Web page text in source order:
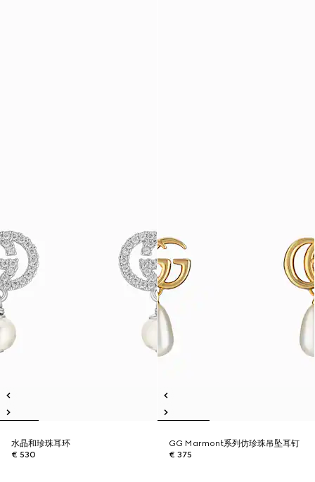
水晶和珍珠耳环
€ 530
GG Marmont系列仿珍珠吊坠耳钉
€ 375